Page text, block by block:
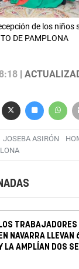
de los niños
DE PAMPLONA
|
JOSEBA ASIRÓN
LOS
EN NAVARRA
LA AMPLÍAN DOS